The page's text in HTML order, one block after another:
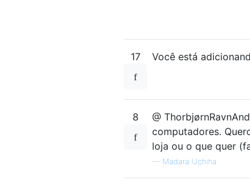
17 Você está
8
@
computadores.
loja ou o que quer
— Madara Uchiha